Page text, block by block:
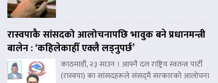
रास्वपाकै सांसदको आलोचनापछि भावुक बने प्रधानमन्त्री
बालेन : ‘कहिलेकाहीँ एक्लै लड्नुपर्छ’
काठमाडौं, २३ साउन । आफ्नै दल राष्ट्रिय स्वतन्त्र पार्टी
(रास्वपा) का सांसदहरूले संसद्‌मै सरकारको आलोचना